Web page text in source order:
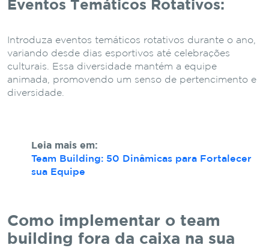
Eventos Temáticos Rotativos:
Introduza eventos temáticos rotativos durante o ano,
variando desde dias esportivos até celebrações
culturais. Essa diversidade mantém a equipe
animada, promovendo um senso de pertencimento e
diversidade.
Leia mais em:
Team Building: 50 Dinâmicas para Fortalecer
sua Equipe
Como implementar o team
building fora da caixa na sua